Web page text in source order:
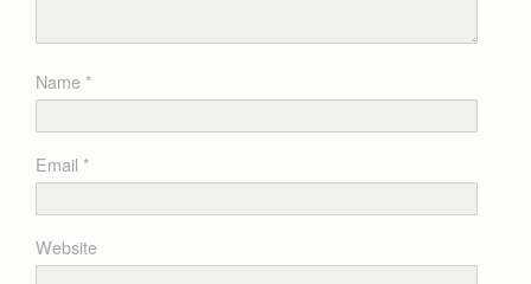
Name*
Email *
Website